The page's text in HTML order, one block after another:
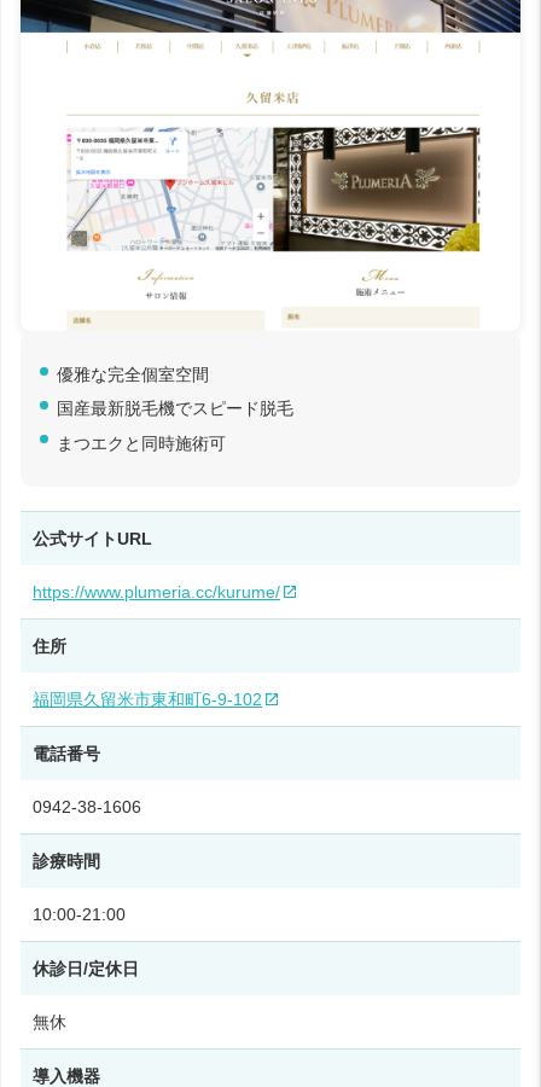
優雅な完全個室空間
国産最新脱毛機でスピード脱毛
まつエクと同時施術可
公式サイトURL
https://www.plumeria.cc/kurume/
住所
福岡県久留米市東和町6‑9‑102
電話番号
0942-38-1606
診療時間
10:00‑21:00
休診日/定休日
無休
導入機器